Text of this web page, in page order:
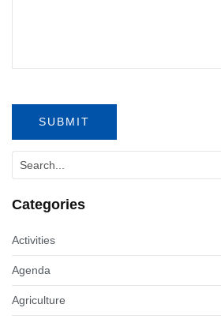
Categories
Activities
Agenda
Agriculture